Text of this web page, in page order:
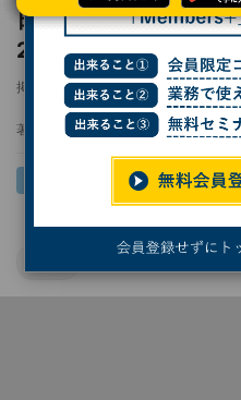
日立新社長・徳永氏
2027」発表、次なる
掲載日 2025/05/01 13:02
著者： 今林敏子